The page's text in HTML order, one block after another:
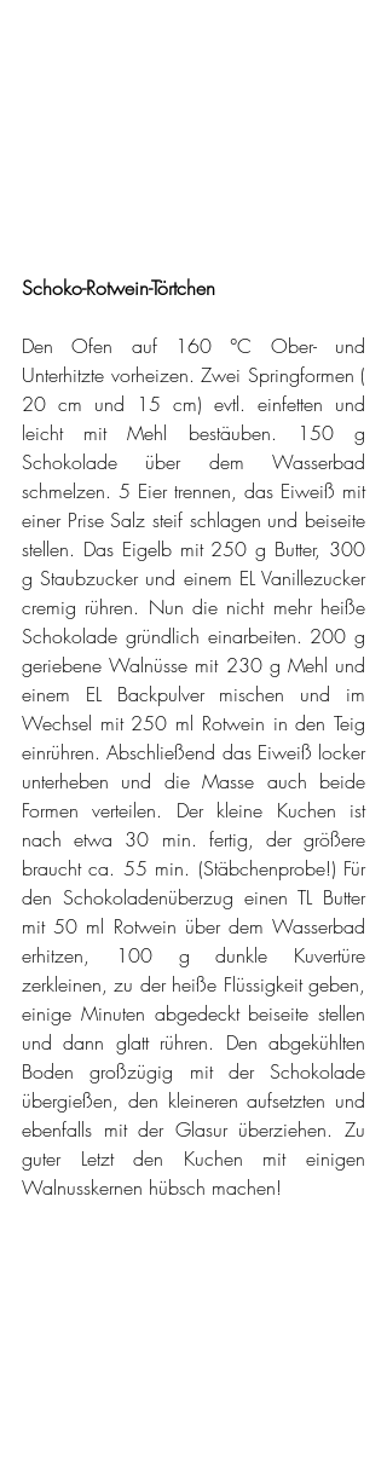
Schoko-Rotwein-Törtchen
Den Ofen auf 160 °C Ober- und
Unterhitzte vorheizen. Zwei Springformen (
20 cm und 15 cm) evtl. einfetten und
leicht mit Mehl bestäuben. 150 g
Schokolade über dem Wasserbad
schmelzen. 5 Eier trennen, das Eiweiß mit
einer Prise Salz steif schlagen und beiseite
stellen. Das Eigelb mit 250 g Butter, 300
g Staubzucker und einem EL Vanillezucker
cremig rühren. Nun die nicht mehr heiße
Schokolade gründlich einarbeiten. 200 g
geriebene Walnüsse mit 230 g Mehl und
einem EL Backpulver mischen und im
Wechsel mit 250 ml Rotwein in den Teig
einrühren. Abschließend das Eiweiß locker
unterheben und die Masse auch beide
Formen verteilen. Der kleine Kuchen ist
nach etwa 30 min. fertig, der größere
braucht ca. 55 min. (Stäbchenprobe!) Für
den Schokoladenüberzug einen TL Butter
mit 50 ml Rotwein über dem Wasserbad
erhitzen, 100 g dunkle Kuvertüre
zerkleinen, zu der heiße Flüssigkeit geben,
einige Minuten abgedeckt beiseite stellen
und dann glatt rühren. Den abgekühlten
Boden großzügig mit der Schokolade
übergießen, den kleineren aufsetzten und
ebenfalls mit der Glasur überziehen. Zu
guter Letzt den Kuchen mit einigen
Walnusskernen hübsch machen!